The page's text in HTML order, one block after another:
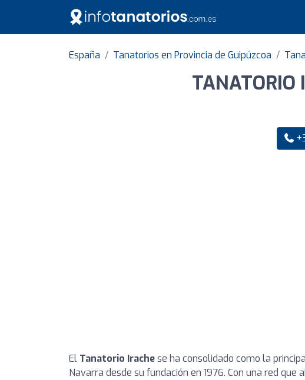
España Tanatorios en Provincia de Guipúzcoa
El Tanatorio Irachese ha consolidado como la
Navarra desde su fundación en 1976. Con una red